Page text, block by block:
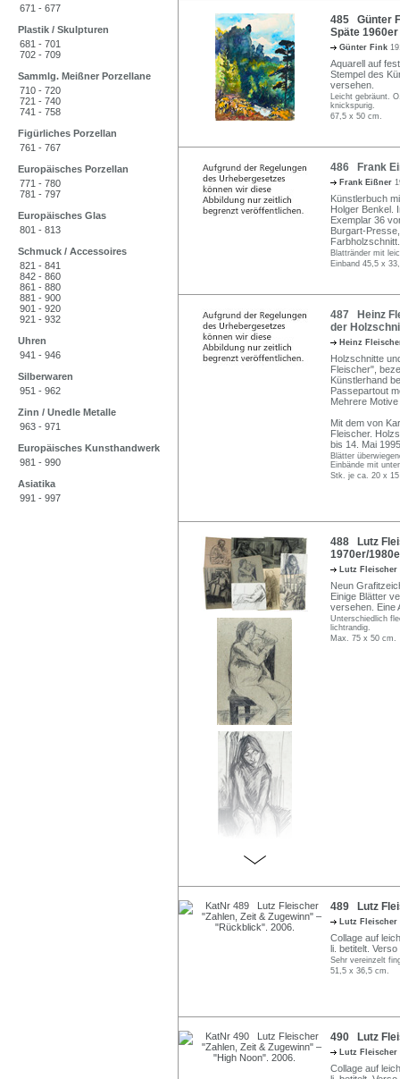
671 - 677
Plastik / Skulpturen
681 - 701
702 - 709
Sammlg. Meißner Porzellane
710 - 720
721 - 740
741 - 758
Figürliches Porzellan
761 - 767
Europäisches Porzellan
771 - 780
781 - 797
Europäisches Glas
801 - 813
Schmuck / Accessoires
821 - 841
842 - 860
861 - 880
881 - 900
901 - 920
921 - 932
Uhren
941 - 946
Silberwaren
951 - 962
Zinn / Unedle Metalle
963 - 971
Europäisches Kunsthandwerk
981 - 990
Asiatika
991 - 997
485 Günter
Späte
Günter Fink
Aquarell auf
Stempel des
versehen.
Leicht gebräunt.
knickspurig.
67,5 x 50 cm.
486 Frank
Frank Eißner
Künstlerbuch
Holger Benkel.
Exemplar 36
Burgart-
Farbholzschnitt.
Blattränder mit
Einband 45,5 x
487 Heinz
der
Heinz
Holzschnitte
Fleischer",
Künstlerhand
Passepartout
Mehrere
Mit dem von
Fleischer.
bis 14. Mai
Blätter
Einbände mit
Stk. je ca. 20 x
488 Lutz
1970er/
Lutz Fleischer
Neun
Einige Blätter
versehen. Eine
Unterschiedlich
lichtrandig.
Max. 75 x 50 cm.
489 Lutz
Lutz Fleischer
Collage auf
li. betitelt.
Sehr vereinzelt
51,5 x 36,5 cm.
490 Lutz
Lutz Fleischer
Collage auf